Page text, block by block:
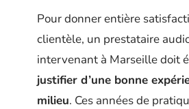
Pour donner entière
clientèle, un prestataire
intervenant à Marseille doit
justifier d’une bonne
milieu. Ces années de